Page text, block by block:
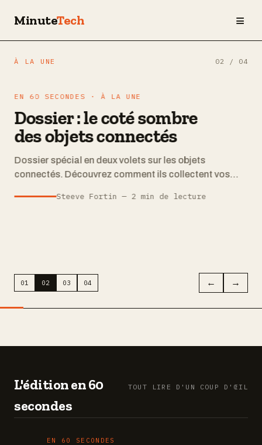
MinuteTech ≡
À LA UNE 02 / 04
EN 60 SECONDES · À LA UNE
Dossier : le coté sombre
des objets connectés
Dossier spécial en deux volets sur les objets
connectés. Découvrez comment ils collectent vos
par des cybercriminels.
Steeve Fortin — 2 min de lecture
01 02 03 04 ← →
L'édition en 60
secondes
TOUT LIRE D'UN COUP D'ŒIL
EN 60 SECONDES